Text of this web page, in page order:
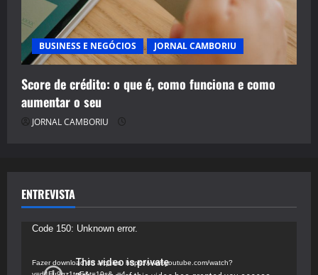
BUSINESS E NEGÓCIOS JORNAL CAMBORIU
Score de crédito: o que é, como funciona e como
aumentar o seu
JORNAL CAMBORIU
ENTREVISTA
Tocador
vídeo
Code 150: Unknown error.
Fazer download do arquivo: https://www.youtube.com/watch?